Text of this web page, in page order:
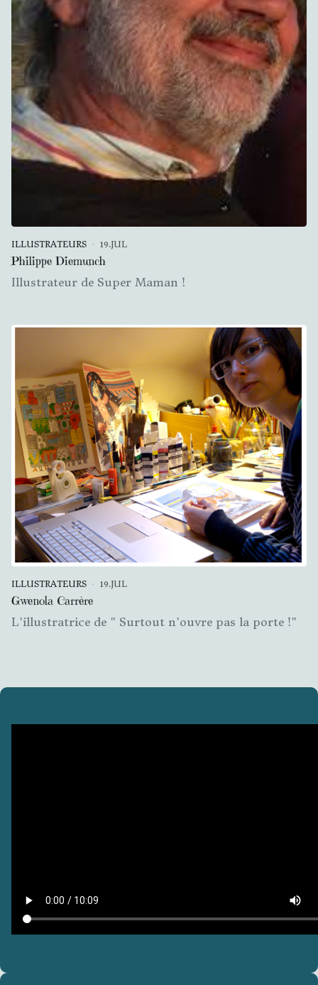
ILLUSTRATEURS 19.JUL
Philippe Diemunch
Illustrateur de Super Maman !
ILLUSTRATEURS 19.JUL
Gwenola Carrère
L'illustratrice de " Surtout n'ouvre pas la porte !"